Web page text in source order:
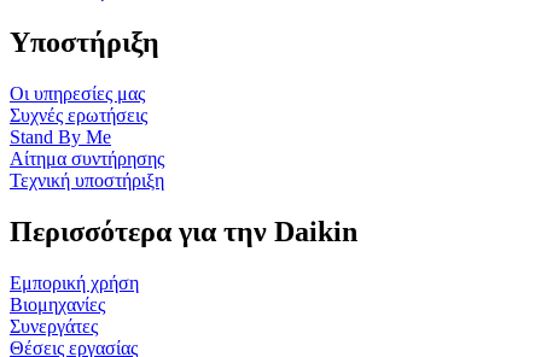
Υποστήριξη
Οι υπηρεσίες μας
Συχνές ερωτήσεις
Stand By Me
Αίτημα συντήρησης
Τεχνική υποστήριξη
Περισσότερα για την Daikin
Εμπορική χρήση
Βιομηχανίες
Συνεργάτες
Θέσεις εργασίας